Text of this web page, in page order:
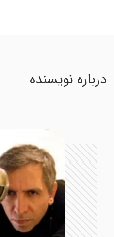
درباره نویسنده